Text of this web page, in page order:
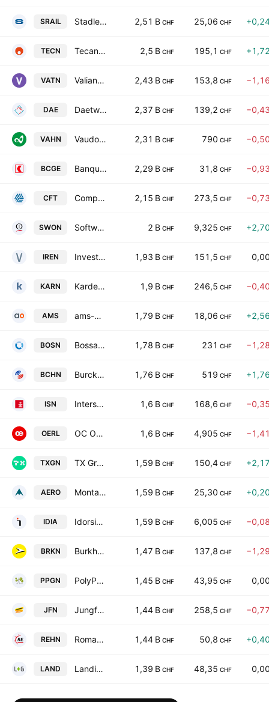
SRAIL Stadler Rail AG 2,51 B CHF 25,06 CHF
TECN Tecan Group AG 2,5 B CHF 195,1 CHF
VATN Valiant Holding AG 2,43 B CHF 153,8 CHF
DAE Daetwyler Holding AG 2,37 B CHF 139,2 CHF
VAHN Vaudoise Assurances Holding SA 2,31 B CHF 790 CHF
BCGE Banque Cantonale de Geneve SA 2,29 B CHF 31,8 CHF
CFT Compagnie Financiere Tradition SA 2,15 B CHF 273,5 CHF
SWON SoftwareOne Holding Ltd. 2 B CHF 9,325 CHF
IREN Investis Holding SA 1,93 B CHF 151,5 CHF
KARN Kardex Holding AG 1,9 B CHF 246,5 CHF
AMS ams-OSRAM AG 1,79 B CHF 18,06 CHF
BOSN Bossard Holding AG 1,78 B CHF 231 CHF
BCHN Burckhardt Compression Holding AG 1,76 B CHF 519 CHF
ISN Intershop Holding AG 1,6 B CHF 168,6 CHF
OERL OC Oerlikon Corporation AG 1,6 B CHF 4,905 CHF
TXGN TX Group AG 1,59 B CHF 150,4 CHF
AERO Montana Aerospace AG 1,59 B CHF 25,30 CHF
IDIA Idorsia Ltd. 1,59 B CHF 6,005 CHF
BRKN Burkhalter Holding AG 1,47 B CHF 137,8 CHF
PPGN PolyPeptide Group AG 1,45 B CHF 43,95 CHF
JFN Jungfraubahn Holding AG 1,44 B CHF 258,5 CHF
REHN Romande Energie Holding SA 1,44 B CHF 50,8 CHF
LAND Landis+Gyr Group AG 1,39 B CHF 48,35 CHF